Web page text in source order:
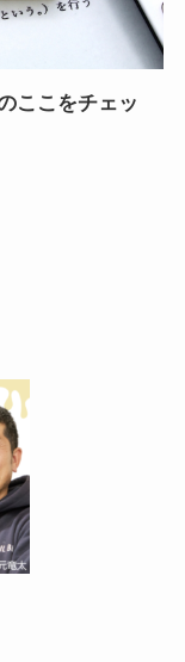
ここをチェッ